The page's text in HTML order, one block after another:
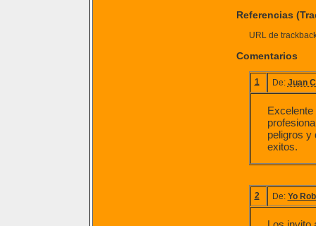
Referencias
URL de
Comentarios
1 De: Juan
peligros y
exitos.
2 De: Yo